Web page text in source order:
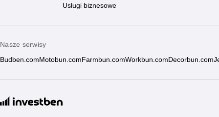
Usługi biznesowe
Nasze serwisy
Budben.com Motobun.com Farmbun.comWorkbun.com Decorbun.com